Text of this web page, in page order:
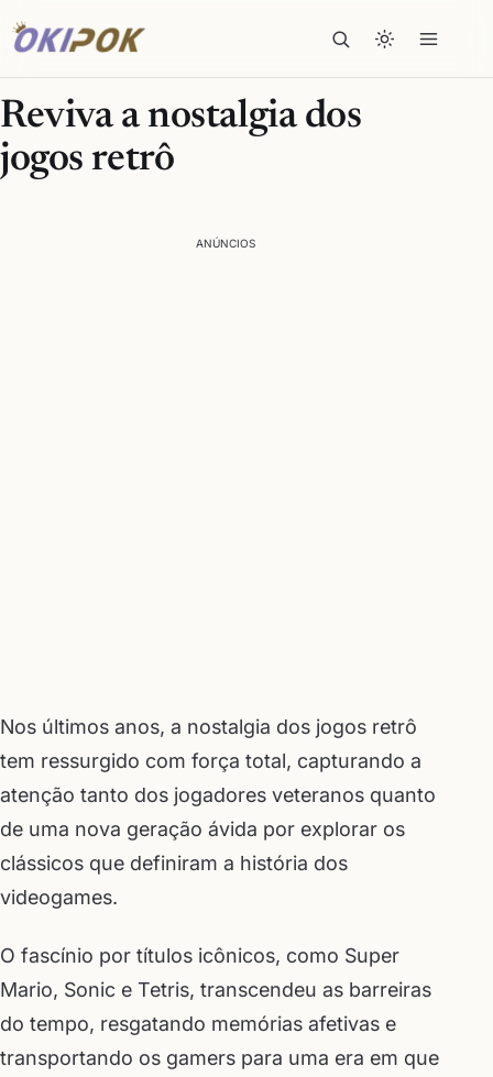
Reviva a nostalgia dos
jogos retrô
ANÚNCIOS
Nos últimos anos, a nostalgia dos jogos retrô
tem ressurgido com força total, capturando a
atenção tanto dos jogadores veteranos quanto
de uma nova geração ávida por explorar os
clássicos que definiram a história dos
videogames.
O fascínio por títulos icônicos, como Super
Mario, Sonic e Tetris, transcendeu as barreiras
do tempo, resgatando memórias afetivas e
transportando os gamers para uma era em que